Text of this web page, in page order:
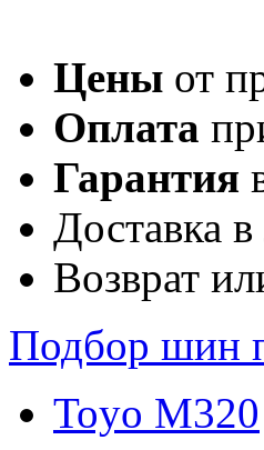
Цены от
Оплата
Гарантия
Доставка
Возврат
Подбор шин
Toyo M320